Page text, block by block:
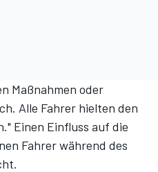
Maßnahmen oder
Alle Fahrer hielten den
Einen Einfluss auf die
Fahrer während des